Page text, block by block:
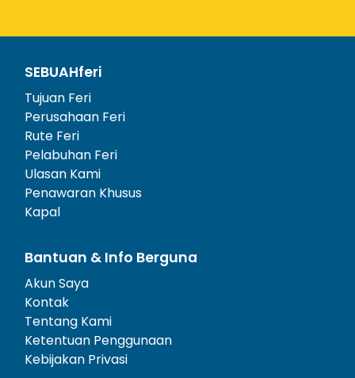
SEBUAHferi
Tujuan Feri
Perusahaan Feri
Rute Feri
Pelabuhan Feri
Ulasan Kami
Penawaran Khusus
Kapal
Bantuan & Info Berguna
Akun Saya
Kontak
Tentang Kami
Ketentuan Penggunaan
Kebijakan Privasi